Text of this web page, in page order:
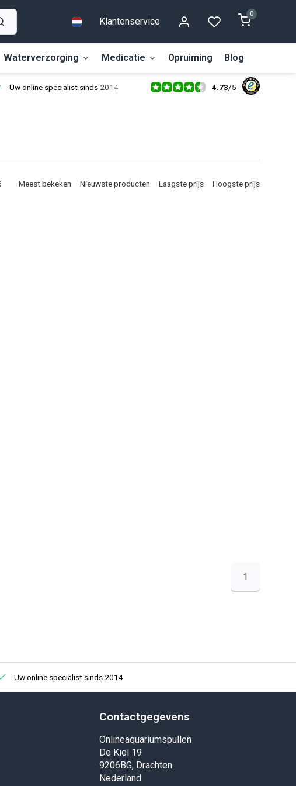
Klantenservice
0
Waterverzorging Medicatie Opruiming Blog
Uw online specialist sinds 2014 4.73/5
Meest bekeken Nieuwste producten Laagste prijs Hoogste prijs
1
Uw online specialist sinds 2014
Contactgegevens
Onlineaquariumspullen
De Kiel 19
9206BG, Drachten
Nederland